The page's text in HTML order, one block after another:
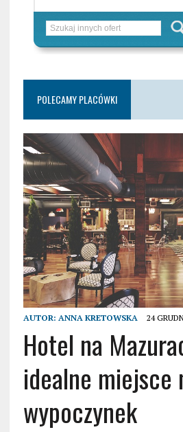
POLECAMY PLACÓWKI
AUTOR: ANNA KRETOWSKA 24
Hotel na
idealne miejsce
wypoczynek